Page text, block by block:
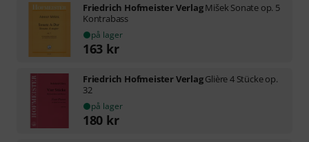
Friedrich Hofmeister VerlagMišek Sonate op. 5
Kontrabass
på lager
163 kr
Friedrich Hofmeister VerlagGlière 4 Stücke op.
32
på lager
180 kr